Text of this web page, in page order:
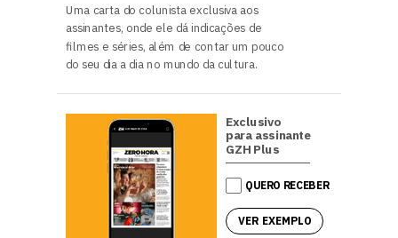
Uma carta do colunista exclusiva aos
assinantes, onde ele dá indicações de
filmes e séries, além de contar um pouco
do seu dia a dia no mundo da cultura.
QUERO RECEBER
VER EXEMPLO
Exclusivo
para assinante
GZH Plus